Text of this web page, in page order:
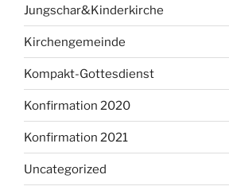
Jungschar&Kinderkirche
Kirchengemeinde
Kompakt-Gottesdienst
Konfirmation 2020
Konfirmation 2021
Uncategorized